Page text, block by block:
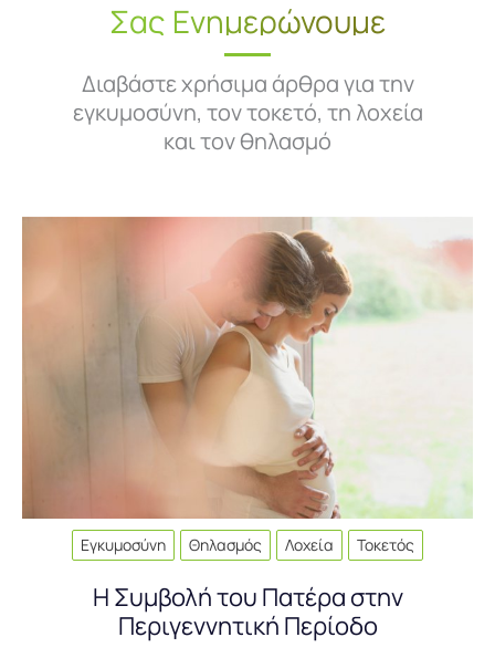
Σας Ενημερώνουμε
Διαβάστε χρήσιμα άρθρα για την
εγκυμοσύνη, τον τοκετό, τη λοχεία
και τον θηλασμό
Εγκυμοσύνη Θηλασμός Λοχεία Τοκετός
Η Συμβολή του Πατέρα στην
Περιγεννητική Περίοδο